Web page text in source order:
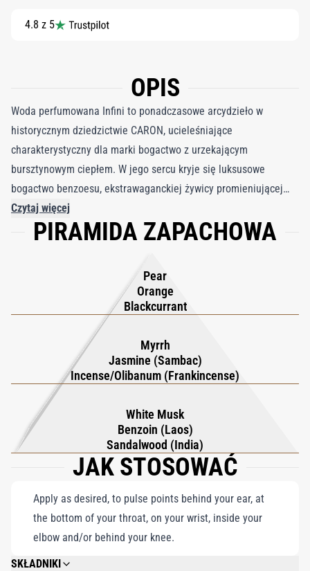
4.8 z 5
OPIS
Woda perfumowana Infini to ponadczasowe arcydzieło w
historycznym dziedzictwie CARON, ucieleśniające
charakterystyczny dla marki bogactwo z urzekającym
bursztynowym ciepłem. W jego sercu kryje się luksusowe
bogactwo benzoesu, ekstrawaganckiej żywicy promieniującej
nutami wanilii, tworzącej urok, który łączy pokolenia. Zapach
otwiera się żywą eksplozją gruszki, która z wdziękiem łączy się z
przeplatają się, dodając warstwy głębi, a kremowe drzewo
sandałowe nadaje aksamitną miękkość. Mieszanka radosnych
owoców podkreśla gruszkę, równoważąc bogate ciepło zapachu
ze świeżą energią. Infini to coś więcej niż perfumy; to elegancki
hołd złożony dziedzictwu CARON, oddający trwałą esencję
dziedzictwa przepełnioną nowoczesnym wyrafinowaniem –
pachnąca oda, która rezonuje z ponadczasowym urokiem i
współczesnym wdziękiem.
Czytaj więcej
PIRAMIDA ZAPACHOWA
Pear
Orange
Blackcurrant
Myrrh
Jasmine (Sambac)
Incense/Olibanum (Frankincense)
White Musk
Benzoin (Laos)
Sandalwood (India)
JAK STOSOWAĆ
Apply as desired, to pulse points behind your ear, at
the bottom of your throat, on your wrist, inside your
elbow and/or behind your knee.
SKŁADNIKI